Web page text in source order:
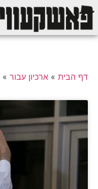
דף הבית » ארכיון עבור »